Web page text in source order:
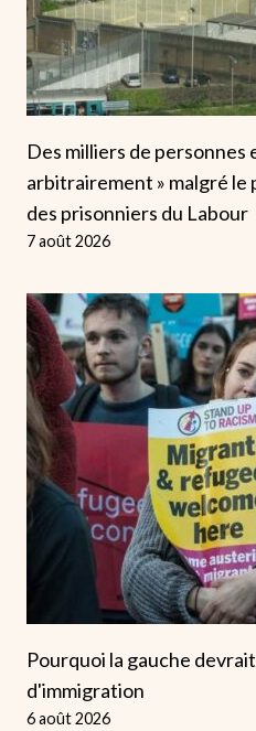
Des milliers de personnes
arbitrairement » malgré
des prisonniers du Labour
7 août 2026
Pourquoi la gauche
d'immigration
6 août 2026